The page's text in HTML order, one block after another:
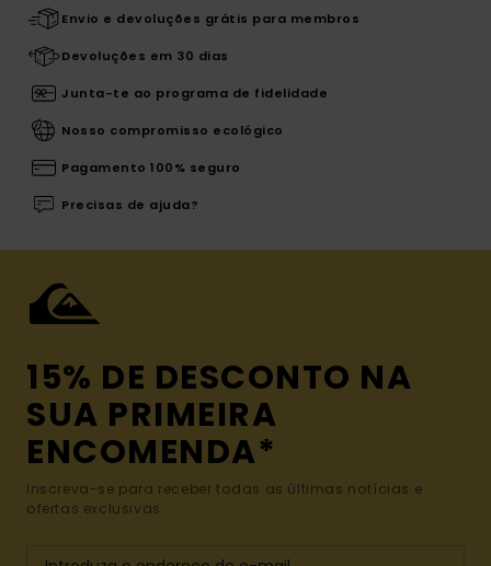
Envio e devoluções grátis para membros
Devoluções em 30 dias
Junta-te ao programa de fidelidade
Nosso compromisso ecológico
Pagamento 100% seguro
Precisas de ajuda?
15% DE DESCONTO NA
SUA PRIMEIRA
ENCOMENDA*
Inscreva-se para receber todas as últimas notícias e
ofertas exclusivas.